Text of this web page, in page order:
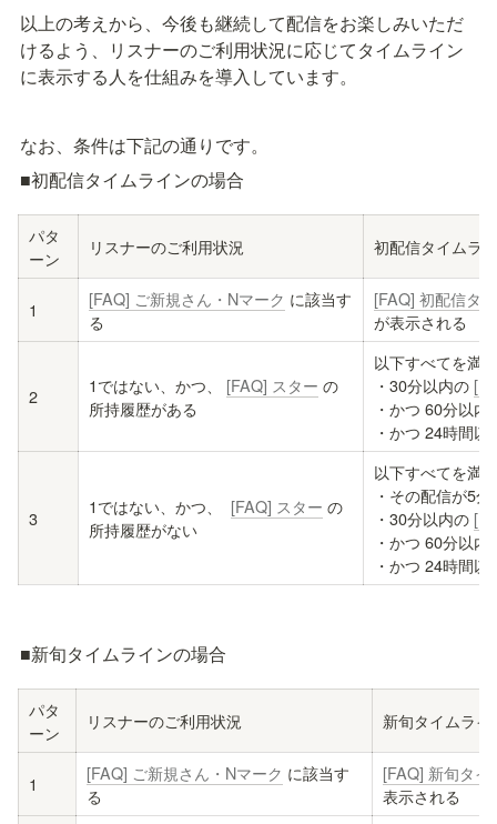
以上の考えから、今後も継続して配信をお楽しみいただ
けるよう、リスナーのご利用状況に応じてタイムライン
に表示する人を仕組みを導入しています。
なお、条件は下記の通りです。
■初配信タイムラインの場合
パタ
ーン
リスナーのご利用状況 初配信タイムラ
1 [FAQ] ご新規さん・Nマーク に該当す
る
[FAQ] 初配信タ
が表示される
2 1ではない、かつ、 [FAQ] スター の
所持履歴がある
以下すべてを満
・30分以内の
・かつ 60分以
・かつ 24時間
3
1ではない、かつ、 [FAQ] スター の
所持履歴がない
以下すべてを満
・その配信が5
・30分以内の
・かつ 60分以
・かつ 24時間
■新旬タイムラインの場合
パタ
ーン
リスナーのご利用状況 新旬タイムラ
1 [FAQ] ご新規さん・Nマーク に該当す
る
[FAQ] 新旬タイ
表示される